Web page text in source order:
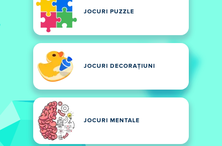
JOCURI PUZZLE
JOCURI DECORAȚIUNI
JOCURI MENTALE